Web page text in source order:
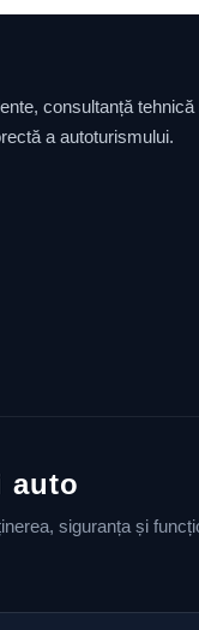
consultanță
a autoturismului.
auto
siguranța și